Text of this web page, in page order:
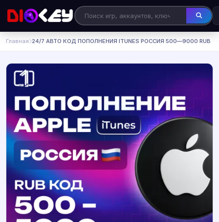
Главная 24/7 АВТО КОД ПОПОЛНЕНИЯ ITUNES РОССИЯ 500—9000 RUB